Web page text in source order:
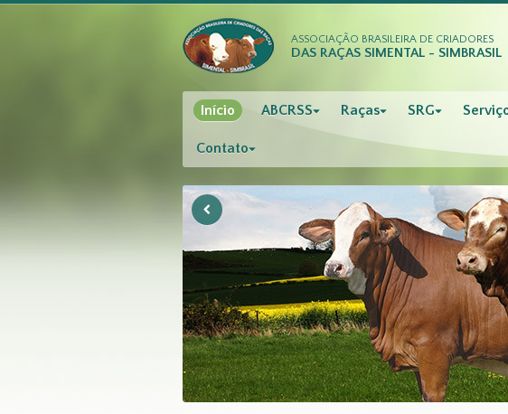
ASSOCIAÇÃO BRASILEIRA DE CRIADORES
DAS RAÇAS SIMENTAL - SIMBRASIL
Início ABCRSS Raças SRG
Contato